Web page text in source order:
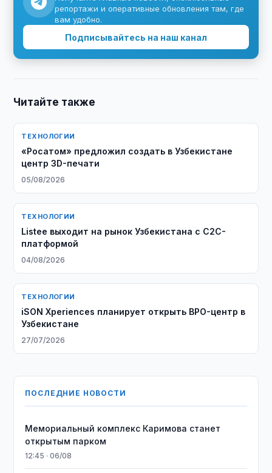
репортажи и оперативные обновления там, где
вам удобно.
Подписывайтесь на наш канал
Читайте также
ТЕХНОЛОГИИ
«Росатом» предложил создать в Узбекистане
центр 3D-печати
05/08/2026
ТЕХНОЛОГИИ
Listee выходит на рынок Узбекистана с C2C-
платформой
04/08/2026
ТЕХНОЛОГИИ
iSON Xperiences планирует открыть BPO-центр в
Узбекистане
27/07/2026
ПОСЛЕДНИЕ НОВОСТИ
Мемориальный комплекс Каримова станет
открытым парком
12:45 · 06/08